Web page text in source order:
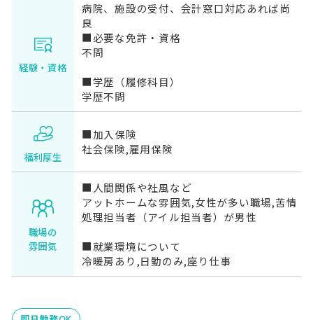
経験・資格
病院、施設の受付、会計窓口対応あれば尚
良
■必要な免許・資格
不問
■学歴（履修科目）
学歴不問
福利厚生
■加入保険
社会保険,雇用保険
職場の
雰囲気
■人間関係や社風など
アットホームな雰囲気,女性が多い職場,苦情
処理担当者（アイル担当者）が男性
■就業環境について
冷暖房あり,日勤のみ,座り仕事